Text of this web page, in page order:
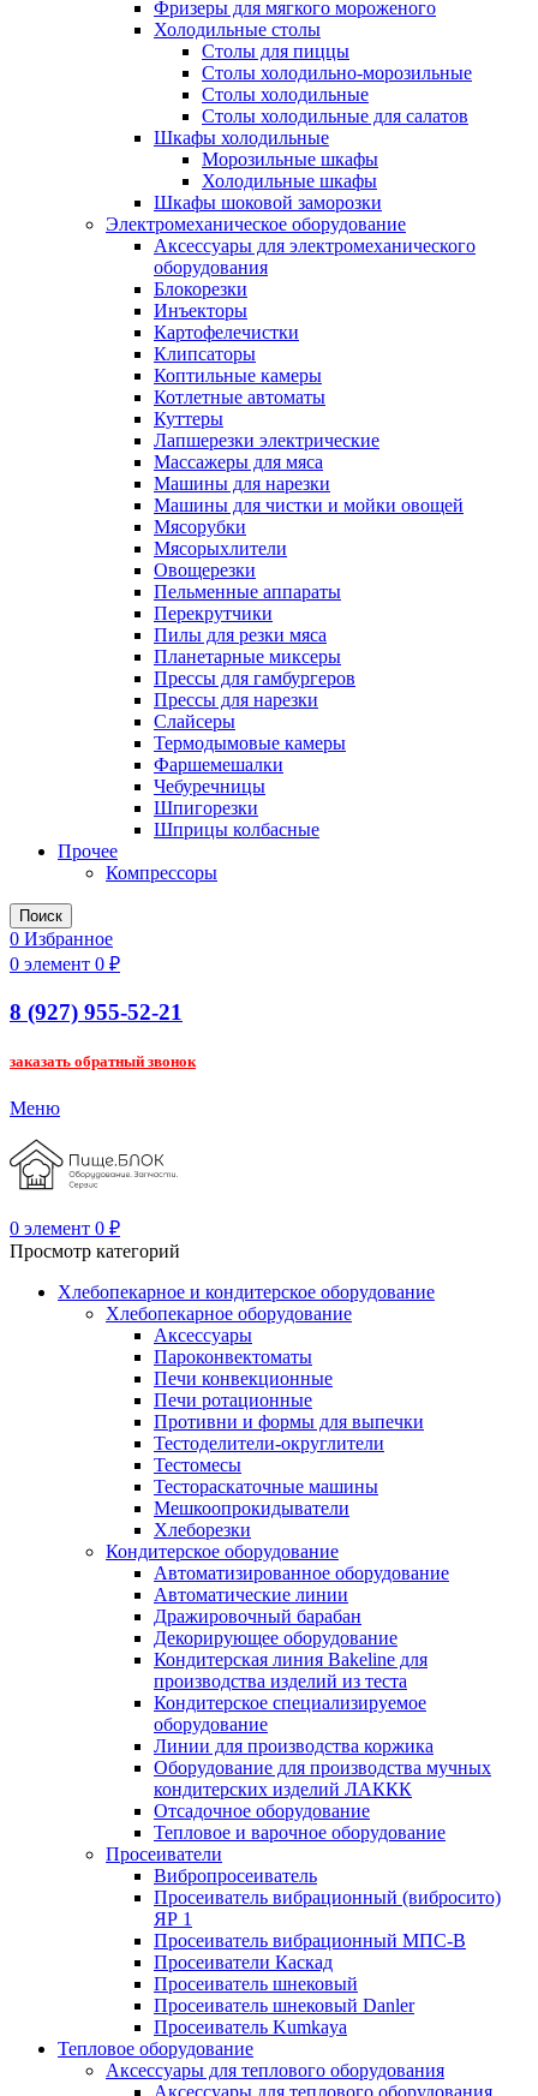
Фризеры для мягкого мороженого
Холодильные столы
Столы для пиццы
Столы холодильно-морозильные
Столы холодильные
Столы холодильные для салатов
Шкафы холодильные
Mорозильные шкафы
Холодильные шкафы
Шкафы шоковой заморозки
Электромеханическое оборудование
Аксессуары для электромеханического
оборудования
Блокорезки
Инъекторы
Картофелечистки
Клипсаторы
Коптильные камеры
Котлетные автоматы
Куттеры
Лапшерезки электрические
Массажеры для мяса
Машины для нарезки
Машины для чистки и мойки овощей
Мясорубки
Мясорыхлители
Овощерезки
Пельменные аппараты
Перекрутчики
Пилы для резки мяса
Планетарные миксеры
Прессы для гамбургеров
Прессы для нарезки
Слайсеры
Термодымовые камеры
Фаршемешалки
Чебуречницы
Шпигорезки
Шприцы колбасные
Прочее
Компрессоры
Поиск
0 Избранное
0 элемент 0 ₽
8 (927) 955-52-21
заказать обратный звонок
Меню
0 элемент 0 ₽
Просмотр категорий
Хлебопекарное и кондитерское оборудование
Хлебопекарное оборудование
Аксессуары
Пароконвектоматы
Печи конвекционные
Печи ротационные
Противни и формы для выпечки
Тестоделители-округлители
Тестомесы
Тестораскаточные машины
Мешкоопрокидыватели
Хлеборезки
Кондитерское оборудование
Автоматизированное оборудование
Автоматические линии
Дражировочный барабан
Декорирующее оборудование
Кондитерская линия Bakeline для
производства изделий из теста
Кондитерское специализируемое
оборудование
Линии для производства коржика
Оборудование для производства мучных
кондитерских изделий ЛАККК
Отсадочное оборудование
Тепловое и варочное оборудование
Просеиватели
Вибропросеиватель
Просеиватель вибрационный (вибросито)
ЯР 1
Просеиватель вибрационный МПС-В
Просеиватели Каскад
Просеиватель шнековый
Просеиватель шнековый Danler
Просеиватель Kumkaya
Тепловое оборудование
Аксессуары для теплового оборудования
Аксессуары для теплового оборудования